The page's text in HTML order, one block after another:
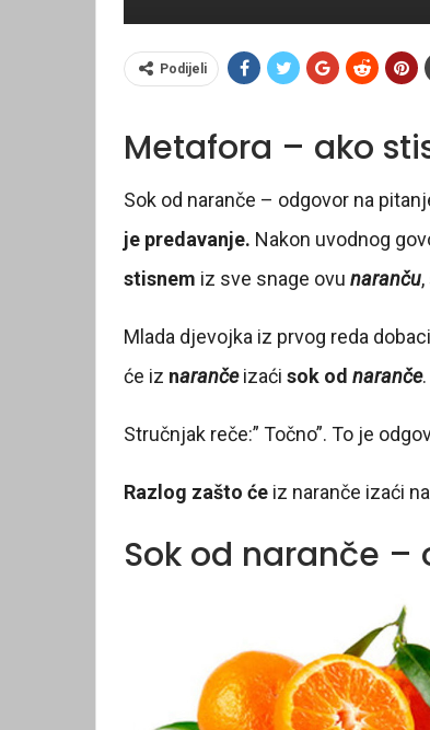
Podijeli
Metafora – ako
Sok od naranče – odgovor na
je predavanje. Nakon uvodnog
stisnem iz sve snage ovu naranču
Mlada djevojka iz prvog reda
će iz narančeizaći sok od naranče
Stručnjak reče:” Točno”. To je
Razlog zašto će iz naranče izaći
Sok od naranče